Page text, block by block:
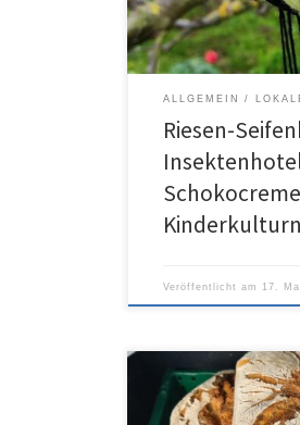
ALLGEMEIN
Riesen-
Veröffentlicht am 17.